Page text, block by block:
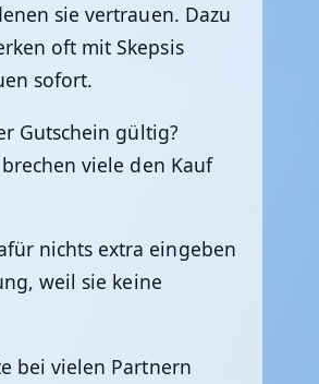
sie vertrauen. Dazu
oft mit Skepsis
sofort.
Gutschein gültig?
viele den Kauf
nichts extra eingeben
weil sie keine
bei vielen Partnern